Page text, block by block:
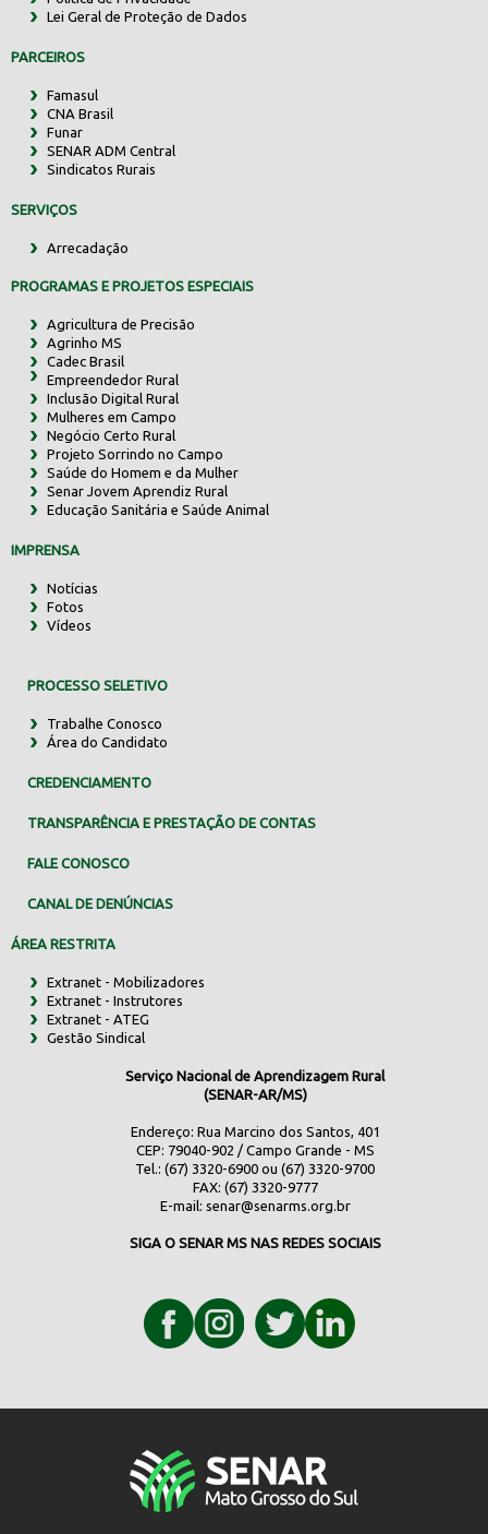
Lei Geral de Proteção de Dados
PARCEIROS
Famasul
CNA Brasil
Funar
SENAR ADM Central
Sindicatos Rurais
SERVIÇOS
Arrecadação
PROGRAMAS E PROJETOS ESPECIAIS
Agricultura de Precisão
Agrinho MS
Cadec Brasil
Empreendedor Rural
Inclusão Digital Rural
Mulheres em Campo
Negócio Certo Rural
Projeto Sorrindo no Campo
Saúde do Homem e da Mulher
Senar Jovem Aprendiz Rural
Educação Sanitária e Saúde Animal
IMPRENSA
Notícias
Fotos
Vídeos
PROCESSO SELETIVO
Trabalhe Conosco
Área do Candidato
CREDENCIAMENTO
TRANSPARÊNCIA E PRESTAÇÃO DE CONTAS
FALE CONOSCO
CANAL DE DENÚNCIAS
ÁREA RESTRITA
Extranet - Mobilizadores
Extranet - Instrutores
Extranet - ATEG
Gestão Sindical
Serviço Nacional de Aprendizagem Rural
(SENAR-AR/MS)
Endereço: Rua Marcino dos Santos, 401
CEP: 79040-902 / Campo Grande - MS
Tel.: (67) 3320-6900 ou (67) 3320-9700
FAX: (67) 3320-9777
E-mail: senar@senarms.org.br
SIGA O SENAR MS NAS REDES SOCIAIS